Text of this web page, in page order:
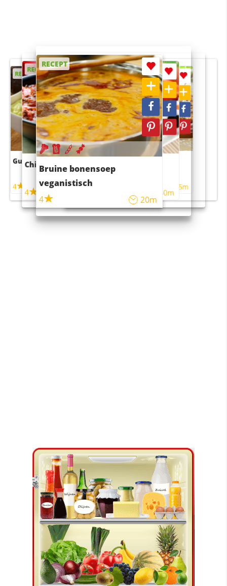
RECEPT
Guacamole
4
RECEPT
Chili con carne
4 45m
RECEPT
Bruine bonensoep
veganistisch
4
20m
RECEPT
Sushi rijstsalade
maaltijdsalade
40m
RECEPT
4 55m